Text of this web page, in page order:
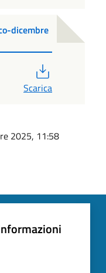
dicembre
Scarica
2025, 11:58